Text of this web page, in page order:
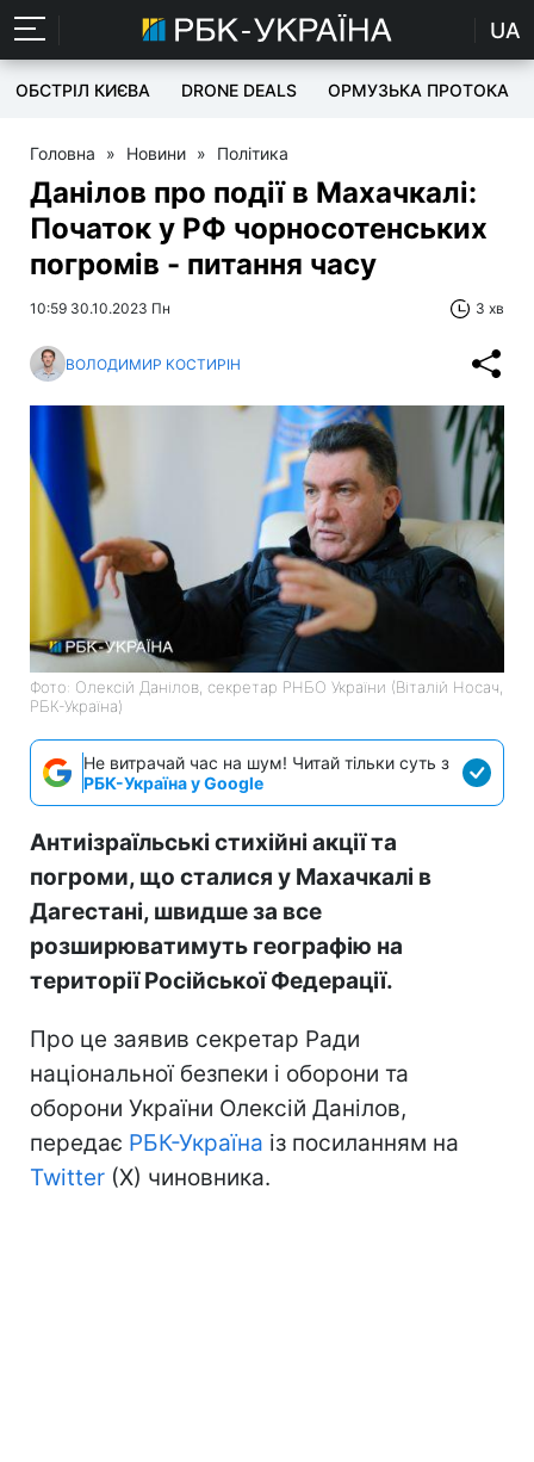
UA
ОБСТРІЛ КИЄВА DRONE DEALS ОРМУЗЬКА ПРОТОКА
Головна » Новини » Політика
Данілов про події в Махачкалі:
Початок у РФ чорносотенських
погромів - питання часу
10:59 30.10.2023 Пн 3 хв
ВОЛОДИМИР КОСТИРІН
Фото: Олексій Данілов, секретар РНБО України (Віталій Носач,
РБК-Україна)
Не витрачай час на шум! Читай тільки суть з
РБК-Україна у Google
Антиізраїльські стихійні акції та
погроми, що сталися у Махачкалі в
Дагестані, швидше за все
розширюватимуть географію на
території Російської Федерації.
Про це заявив секретар Ради
національної безпеки і оборони та
оборони України Олексій Данілов,
передає РБК-Україна із посиланням на
Twitter (X) чиновника.